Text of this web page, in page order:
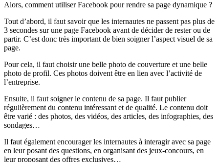
Alors, comment utiliser Facebook pour rendre sa page dynamique ?
Tout d’abord, il faut savoir que les internautes ne passent pas plus de
3 secondes sur une page Facebook avant de décider de rester ou de
partir. C’est donc très important de bien soigner l’aspect visuel de sa
page.
Pour cela, il faut choisir une belle photo de couverture et une belle
photo de profil. Ces photos doivent être en lien avec l’activité de
l’entreprise.
Ensuite, il faut soigner le contenu de sa page. Il faut publier
régulièrement du contenu intéressant et de qualité. Le contenu doit
être varié : des photos, des vidéos, des articles, des infographies, des
sondages…
Il faut également encourager les internautes à interagir avec sa page
en leur posant des questions, en organisant des jeux-concours, en
leur proposant des offres exclusives…